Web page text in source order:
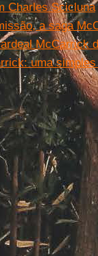
Charles Scicluna
a saga
McCarrick
uma